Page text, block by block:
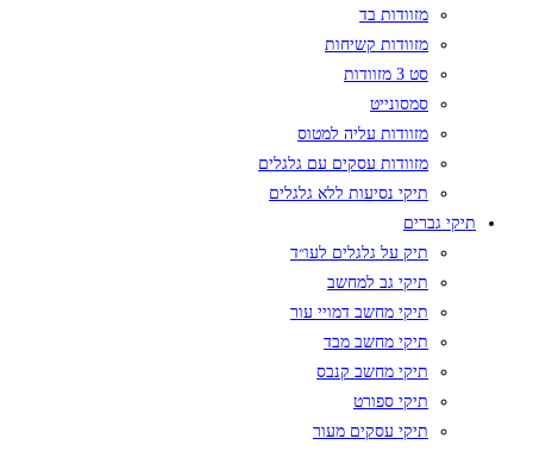
מזוודות בד
מזוודות קשיחות
סט 3 מזוודות
סמסונייט
מזוודות עליה למטוס
מזוודות עסקים עם גלגלים
תיקי נסיעות ללא גלגלים
תיקי גברים
תיק על גלגלים לעו״ד
תיקי גב למחשב
תיקי מחשב דמויי עור
תיקי מחשב מבד
תיקי מחשב קנבס
תיקי ספורט
תיקי עסקים מעור